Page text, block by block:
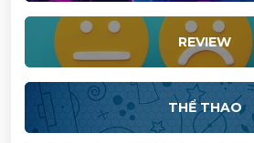
REVIEW
THỂ THAO